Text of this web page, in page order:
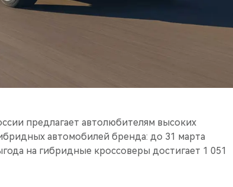
предлагает автолюбителям высоких
автомобилей бренда: до 31 марта
на гибридные кроссоверы достигает 1 051